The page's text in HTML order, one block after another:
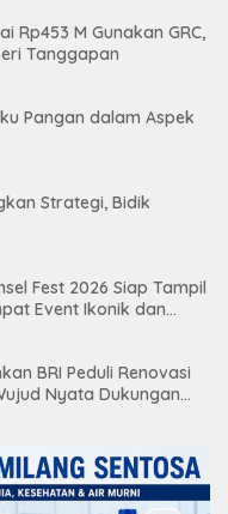
Rp453 M Gunakan GRC,
Tanggapan
Pangan dalam Aspek
Strategi, Bidik
Fest 2026 Siap Tampil
Event Ikonik dan
BRI Peduli Renovasi
Nyata Dukungan